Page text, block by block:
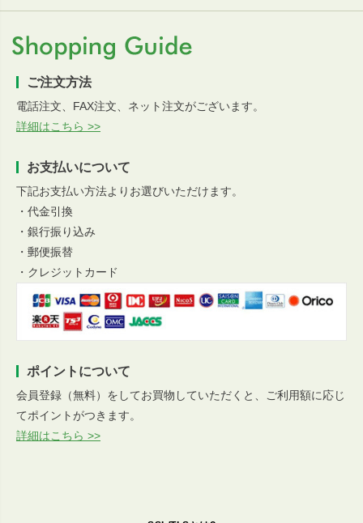
ご注文方法
電話注文、FAX注文、ネット注文がございます。
詳細はこちら >>
お支払いについて
下記お支払い方法よりお選びいただけます。
・代金引換
・銀行振り込み
・郵便振替
・クレジットカード
ポイントについて
会員登録（無料）をしてお買物していただくと、ご利用額に応じ
てポイントがつきます。
詳細はこちら >>